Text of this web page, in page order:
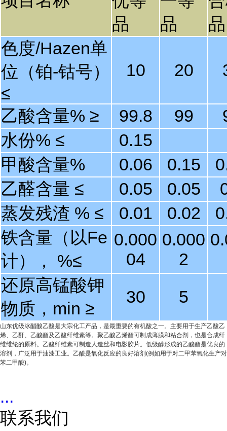
品
品
品
色度/Hazen单
位（铂-钴号）
≤
10 20
乙酸含量% ≥ 99.8 99
水份% ≤
0.15
甲酸含量%
0.06 0.15
乙醛含量 ≤
0.05 0.05
蒸发残渣 % ≤
0.01 0.02
铁含量（以Fe
计）， %≤
0.000
04
0.000
2
还原高锰酸钾
物质，min ≥
30 5
山东优级冰醋酸乙酸是大宗化工产品，是最重要的有机酸之一。主要用于生产乙酸乙
烯、乙酐、乙酸酯及乙酸纤维素等。聚乙酸乙烯酯可制成薄膜和粘合剂，也是合成纤
维维纶的原料。乙酸纤维素可制造人造丝和电影胶片。低级醇形成的乙酸酯是优良的
溶剂，广泛用于油漆工业。乙酸是氧化反应的良好溶剂(例如用于对二甲苯氧化生产对
苯二甲酸)。
...
联系我们